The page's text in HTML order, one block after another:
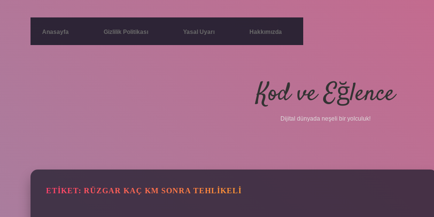
Anasayfa Gizlilik Politikası Yasal Uyarı Hakkımızda
Kod ve Eğlence
Dijital dünyada neşeli bir yolculuk!
ETIKET: RÜZGAR KAÇ KM SONRA TEHLIKELI